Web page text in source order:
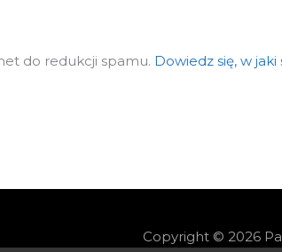
do redukcji spamu. Dowiedz się, w
Copyright © 2026